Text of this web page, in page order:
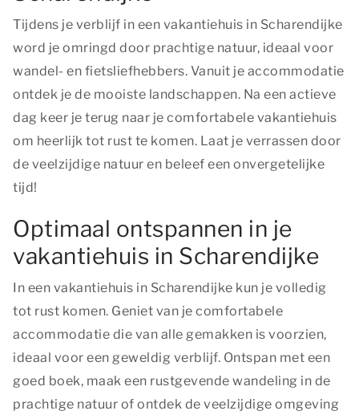
Tijdens je verblijf in een vakantiehuis in Scharendijke
word je omringd door prachtige natuur, ideaal voor
wandel- en fietsliefhebbers. Vanuit je accommodatie
ontdek je de mooiste landschappen. Na een actieve
dag keer je terug naar je comfortabele vakantiehuis
om heerlijk tot rust te komen. Laat je verrassen door
de veelzijdige natuur en beleef een onvergetelijke
tijd!
Optimaal ontspannen in je
vakantiehuis in Scharendijke
In een vakantiehuis in Scharendijke kun je volledig
tot rust komen. Geniet van je comfortabele
accommodatie die van alle gemakken is voorzien,
ideaal voor een geweldig verblijf. Ontspan met een
goed boek, maak een rustgevende wandeling in de
prachtige natuur of ontdek de veelzijdige omgeving